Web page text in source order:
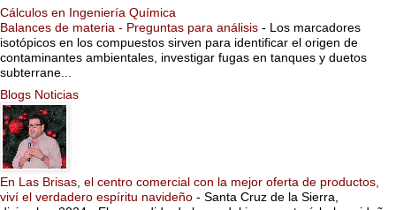
Cálculos en Ingeniería Química
Balances de materia - Preguntas para análisis - Los marcadores
isotópicos en los compuestos sirven para identificar el origen de
contaminantes ambientales, investigar fugas en tanques y duetos
subterrane...
Blogs Noticias
En Las Brisas, el centro comercial con la mejor oferta de productos,
viví el verdadero espíritu navideño - Santa Cruz de la Sierra,